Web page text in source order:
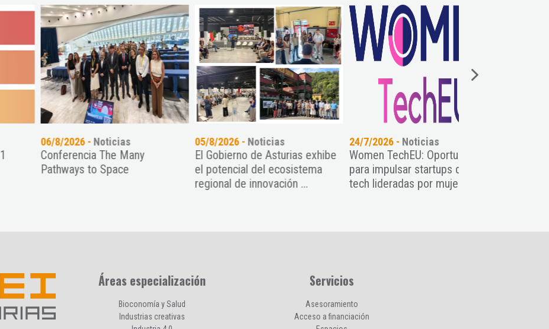
06/8/2026 -Noticias
Conferencia The Many
Pathways to Space
05/8/2026 -Noticias
El Gobierno de Asturias exhibe
el potencial del ecosistema
regional de innovación ...
24/7/2026 -Noticias
Women TechEU: Oportunidad
para impulsar startups deep
tech lideradas por mujeres ...
Áreas especialización
Bioconomía y Salud
Industrias creativas
Servicios
Asesoramiento
Acceso a financiación